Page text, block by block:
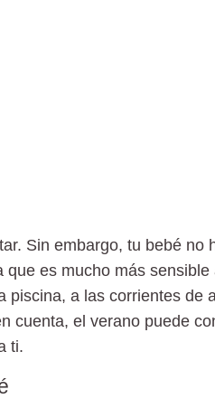
Sin embargo, tu bebé no
es mucho más
piscina, a las corrientes
cuenta, el verano puede
ti.